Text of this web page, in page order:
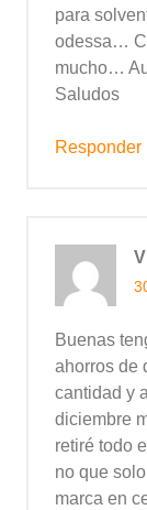
para
odessa…
mucho…
Saludos
Responder
Buenas
ahorros de
cantidad y
diciembre
retiré todo
no que
marca en